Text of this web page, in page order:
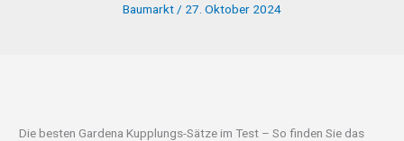
Baumarkt / 27. Oktober 2024
Die besten Gardena Kupplungs-Sätze im Test – So finden Sie das